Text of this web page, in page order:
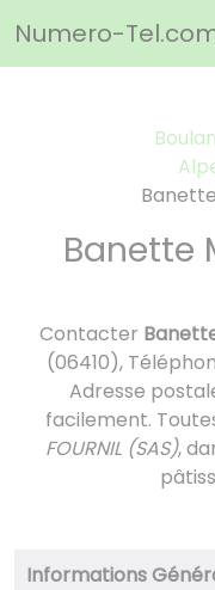
Numero-
Banette
Banette
Contacter
(06410),
Adresse
facilement.
FOURNIL (SAS),
Informations